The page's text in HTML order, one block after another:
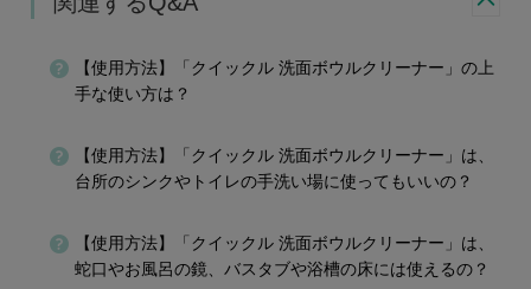
【使用方法】「クイックル 洗面ボウルクリーナー」の上
手な使い方は？
【使用方法】「クイックル 洗面ボウルクリーナー」は、
台所のシンクやトイレの手洗い場に使ってもいいの？
【使用方法】「クイックル 洗面ボウルクリーナー」は、
蛇口やお風呂の鏡、バスタブや浴槽の床には使えるの？